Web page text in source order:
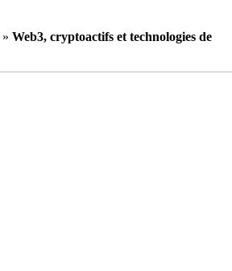
» Web3, cryptoactifs et technologies de